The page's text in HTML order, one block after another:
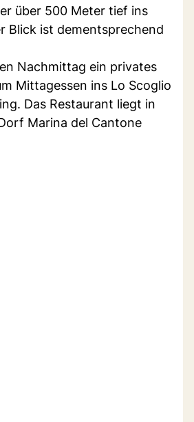
über 500 Meter tief ins
Blick ist dementsprechend
Nachmittag ein privates
Mittagessen ins Lo Scoglio
Das Restaurant liegt in
Marina del Cantone